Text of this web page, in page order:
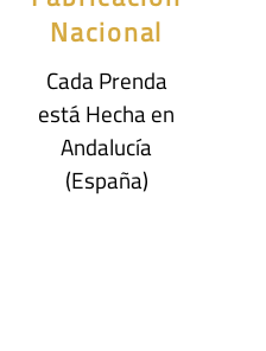
Nacional
Cada Prenda
está Hecha en
Andalucía
(España)